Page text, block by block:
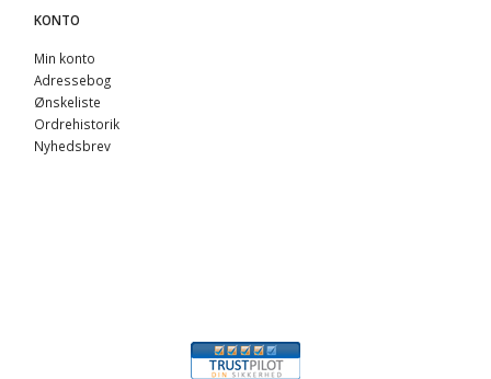
KONTO
Min konto
Adressebog
Ønskeliste
Ordrehistorik
Nyhedsbrev